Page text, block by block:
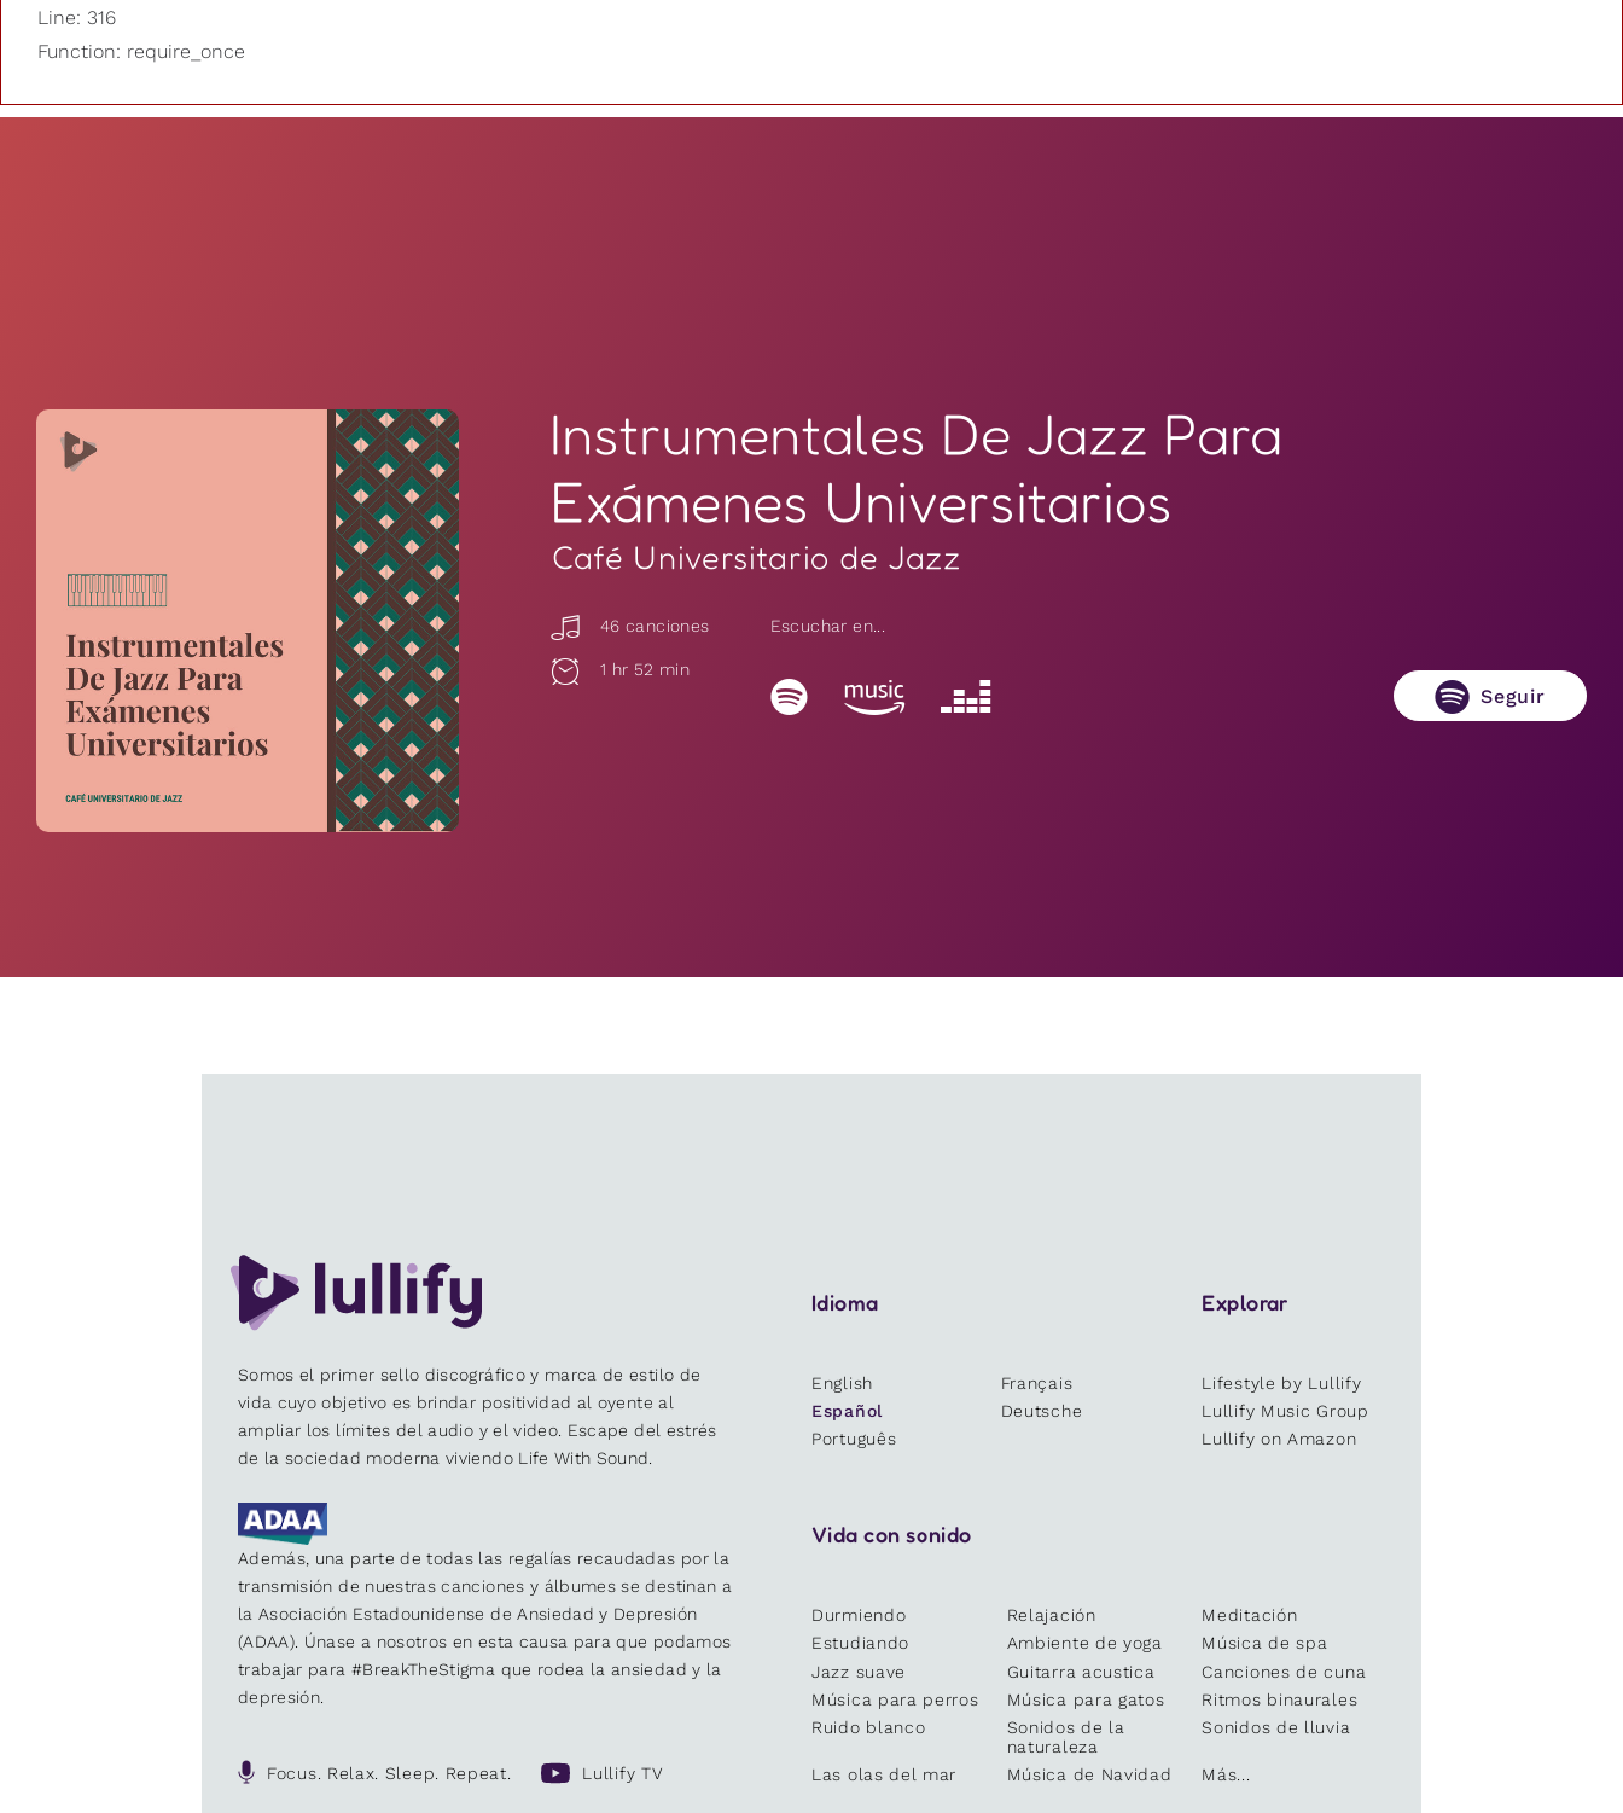
Line: 316
Function: require_once
Instrumentales De Jazz Para
Exámenes Universitarios
Café Universitario de Jazz
46 canciones
1 hr 52 min
Escuchar en...
Seguir
Somos el primer sello discográfico y marca de estilo de
vida cuyo objetivo es brindar positividad al oyente al
ampliar los límites del audio y el video. Escape del estrés
de la sociedad moderna viviendo Life With Sound.
Además, una parte de todas las regalías recaudadas por la
transmisión de nuestras canciones y álbumes se destinan a
la Asociación Estadounidense de Ansiedad y Depresión
(ADAA). Únase a nosotros en esta causa para que podamos
trabajar para #BreakTheStigma que rodea la ansiedad y la
depresión.
Focus. Relax. Sleep. Repeat. Lullify TV
Idioma
English
Français
Español
Deutsche
Português
Explorar
Lifestyle by Lullify
Lullify Music Group
Lullify on Amazon
Vida con sonido
Durmiendo Relajación
Meditación
Estudiando
Ambiente de yoga
Música de spa
Jazz suave
Guitarra acustica
Canciones de cuna
Música para perros
Música para gatos
Ritmos binaurales
Ruido blanco
Sonidos de la
naturaleza
Sonidos de lluvia
Las olas del mar Música de Navidad Más...